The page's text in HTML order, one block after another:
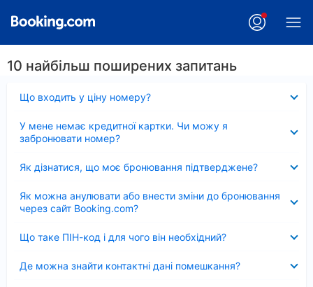
10 найбільш поширених запитань
Що входить у ціну номеру?
У мене немає кредитної картки. Чи можу я
забронювати номер?
Як дізнатися, що моє бронювання підтверджене?
Як можна анулювати або внести зміни до бронювання
через сайт Booking.com?
Що таке ПІН-код і для чого він необхідний?
Де можна знайти контактні дані помешкання?